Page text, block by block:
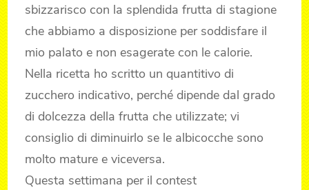
sbizzarisco con la splendida frutta di stagione
che abbiamo a disposizione per soddisfare il
mio palato e non esagerate con le calorie.
Nella ricetta ho scritto un quantitivo di
zucchero indicativo, perché dipende dal grado
di dolcezza della frutta che utilizzate; vi
consiglio di diminuirlo se le albicocche sono
molto mature e viceversa.
Questa settimana per il contest